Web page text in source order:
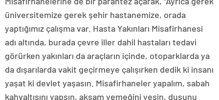
üniversitemize gerek şehir hastanemize, orada
yaptığımız çalışma var. Hasta Yakınları Misafirhanesi
adı altında, burada çevre iller dahil hastaları tedavi
görürken yakınları da araçların içinde, otoparklarda ya
da dışarılarda vakit geçirmeye çalışırken dedik ki insanı
yaşat ki devlet yaşasın. Misafirhaneler yapalım, sabah
kahvaltısını yapsın, akşam yemeğini yesin, duşunu